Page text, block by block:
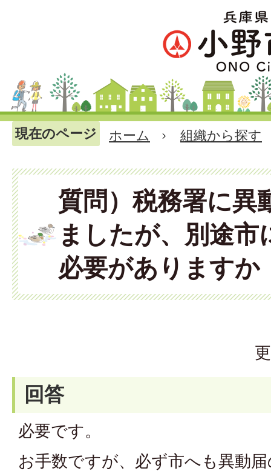
現在のページ ホーム 組織から探す
質問）税務署に異
ましたが、別途市
必要がありますか
回答
必要です。
お手数ですが、必ず市へも異動